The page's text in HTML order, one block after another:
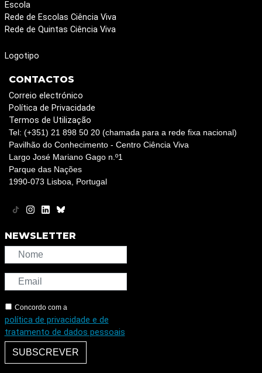
Escola
Rede de Escolas Ciência Viva
Rede de Quintas Ciência Viva
Logotipo
CONTACTOS
Correio electrónico
Política de Privacidade
Termos de Utilização
Tel: (+351) 21 898 50 20 (chamada para a rede fixa nacional)
Pavilhão do Conhecimento - Centro Ciência Viva
Largo José Mariano Gago n.º1
Parque das Nações
1990-073 Lisboa, Portugal
NEWSLETTER
Concordo com a
política de privacidade e de
tratamento de dados pessoais
SUBSCREVER